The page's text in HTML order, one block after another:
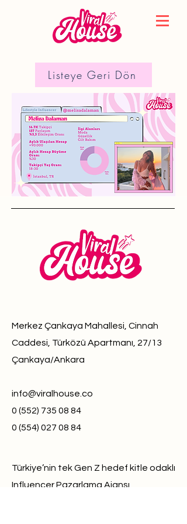
Listeye Geri Dön
Merkez Çankaya Mahallesi, Cinnah
Caddesi, Türközü Apartmanı, 27/13
Çankaya/Ankara
info@viralhouse.co
0 (552) 735 08 84
0 (554) 027 08 84
Türkiye’nin tek Gen Z hedef kitle odaklı
Influencer Pazarlama Ajansı